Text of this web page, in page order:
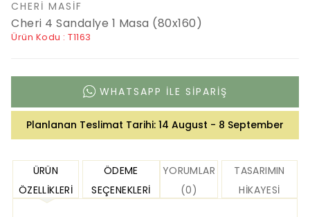
CHERI MASIF
Cheri 4 Sandalye 1 Masa (80x160)
Ürün Kodu : T1163
WHATSAPP ILE SIPARIŞ
Planlanan Teslimat Tarihi: 14 August - 8 September
ÜRÜN
ÖZELLIKLERI
ÖDEME
SEÇENEKLERI
YORUMLAR
(0)
TASARIMIN
HIKAYESI